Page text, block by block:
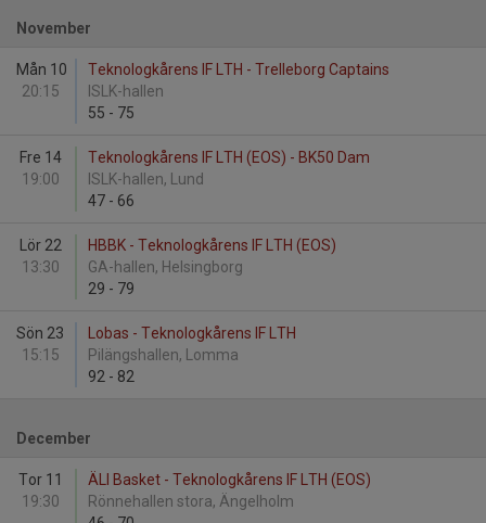
November
Mån 10
20:15
Teknologkårens IF LTH - Trelleborg Captains
ISLK-hallen
55 - 75
Fre 14
19:00
Teknologkårens IF LTH (EOS) - BK50 Dam
ISLK-hallen, Lund
47 - 66
Lör 22
13:30
HBBK - Teknologkårens IF LTH (EOS)
GA-hallen, Helsingborg
29 - 79
Sön 23
15:15
Lobas - Teknologkårens IF LTH
Pilängshallen, Lomma
92 - 82
December
Tor 11
19:30
ÄLI Basket - Teknologkårens IF LTH (EOS)
Rönnehallen stora, Ängelholm